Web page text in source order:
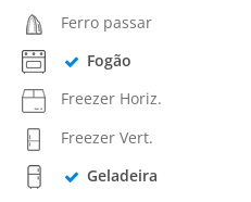
Ferro passar
Fogão
Freezer Horiz.
Freezer Vert.
Geladeira